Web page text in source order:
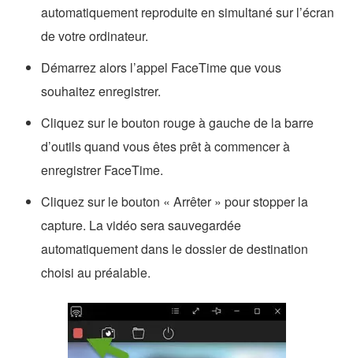
automatiquement reproduite en simultané sur l’écran
de votre ordinateur.
Démarrez alors l’appel FaceTime que vous
souhaitez enregistrer.
Cliquez sur le bouton rouge à gauche de la barre
d’outils quand vous êtes prêt à commencer à
enregistrer FaceTime.
Cliquez sur le bouton « Arrêter » pour stopper la
capture. La vidéo sera sauvegardée
automatiquement dans le dossier de destination
choisi au préalable.